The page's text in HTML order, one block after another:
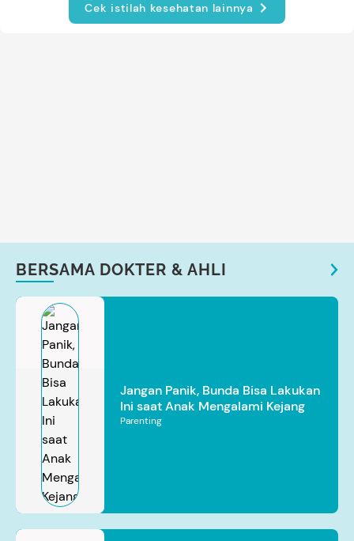
Cek istilah kesehatan lainnya
BERSAMA DOKTER & AHLI
Jangan Panik, Bunda Bisa Lakukan
Ini saat Anak Mengalami Kejang
Parenting